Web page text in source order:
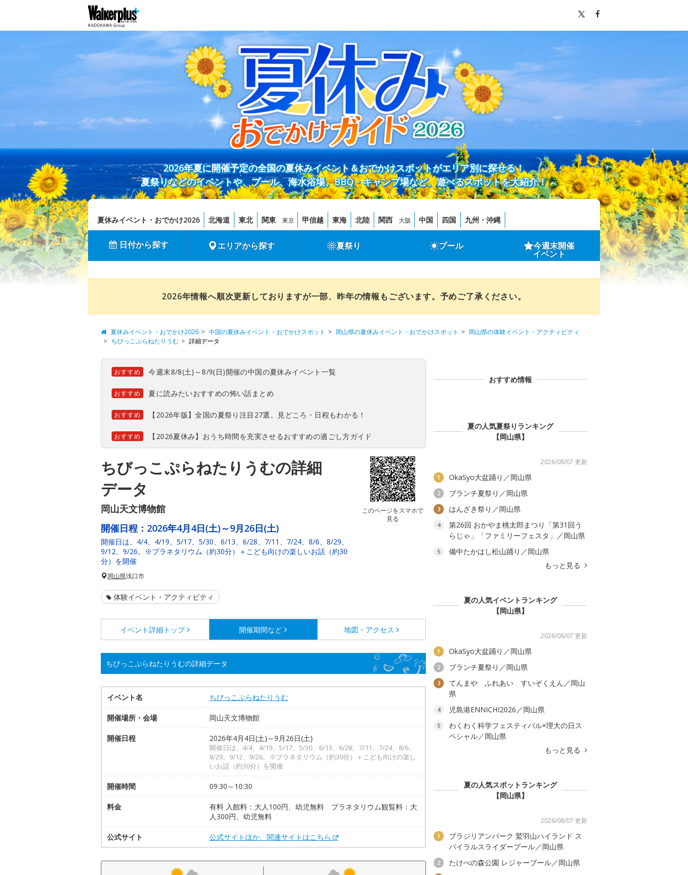
2026年夏に開催予定の全国の夏休みイベント＆おでかけスポットがエリア別に探せる！
夏祭りなどのイベントや、プール、海水浴場、BBQ・キャンプ場など、遊べるスポットを大紹介！
夏休みイベント・おでかけ2026 北海道 東北 関東 東京 甲信越 東海 北陸 関西 大阪 中国 四国 九州・沖縄
日付から探す エリアから探す 夏祭り プール 今週末開催
イベント
2026年情報へ順次更新しておりますが一部、昨年の情報もございます。予めご了承ください。
夏休みイベント・おでかけ2026 中国の夏休みイベント・おでかけスポット 岡山県の夏休みイベント・おでかけスポット
岡山県の体験イベント・アクティビティ
ちびっこぷらねたりうむ
詳細データ
おすすめ 今週末8/8(土)～8/9(日)開催の中国の夏休みイベント一覧
おすすめ 夏に読みたいおすすめの怖い話まとめ
おすすめ 【2026年版】全国の夏祭り注目27選。見どころ・日程もわかる！
おすすめ 【2026夏休み】おうち時間を充実させるおすすめの過ごし方ガイド
ちびっこぷらねたりうむの詳細
データ
岡山天文博物館
このページをスマホで
見る
開催日程： 2026年4月4日(土)～9月26日(土)
開催日は、4/4、4/19、5/17、5/30、6/13、6/28、7/11、7/24、8/6、8/29、
9/12、9/26。※プラネタリウム（約30分）＋こども向けの楽しいお話（約30
分）を開催
岡山県浅口市
体験イベント・アクティビティ
イベント詳細 トップ 開催期間など 地図・アクセス
ちびっこぷらねたりうむの詳細データ
イベント名 ちびっこぷらねたりうむ
開催場所・会場 岡山天文博物館
開催日程 2026年4月4日(土)～9月26日(土)
開催日は、4/4、4/19、5/17、5/30、6/13、6/28、7/11、7/24、8/6、
8/29、9/12、9/26。※プラネタリウム（約30分）＋こども向けの楽し
いお話（約30分）を開催
開催時間 09:30～10:30
料金
有料 入館料：大人100円、幼児無料 プラネタリウム観覧料：大
人300円、幼児無料
公式サイト 公式サイトほか、関連サイトはこちら
おすすめ情報
夏の人気夏祭りランキング
【岡山県】
2026/08/07 更新
1 OkaSyo大盆踊り／岡山県
2 ブランチ夏祭り／岡山県
3 はんざき祭り／岡山県
4
第26回 おかやま桃太郎まつり「第31回う
らじゃ」「ファミリーフェスタ」／岡山県
5
備中たかはし松山踊り／岡山県
もっと見る
夏の人気イベントランキング
【岡山県】
2026/08/07 更新
1 OkaSyo大盆踊り／岡山県
2 ブランチ夏祭り／岡山県
3
てんまや ふれあい すいぞくえん／岡山
県
4 児島港ENNICHI2026／岡山県
5
わくわく科学フェスティバル×理大の日ス
ペシャル／岡山県
もっと見る
夏の人気スポットランキング
【岡山県】
2026/08/07 更新
1
ブラジリアンパーク 鷲羽山ハイランド ス
パイラルスライダープール／岡山県
2 たけべの森公園 レジャープール／岡山県